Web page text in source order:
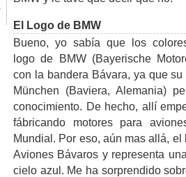
El Logo de BMW
Bueno, yo sabía que los
logo de BMW (Bayerische
con la bandera Bávara, ya que
München (Baviera, Alemania)
conocimiento. De hecho, allí
fábricando motores para
Mundial. Por eso, aún mas allá,
Aviones Bávaros y representa
cielo azul. Me ha sorprendido